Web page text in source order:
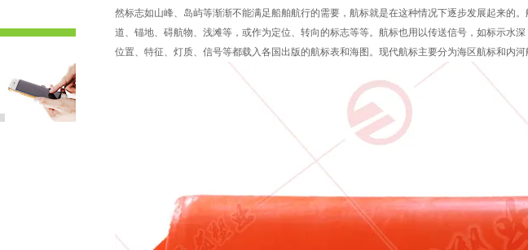
然标志如山峰、岛屿等渐渐不能满足船舶航行的需要，航标就是在这种情况下逐步发展起来的
道、锚地、碍航物、浅滩等，或作为定位、转向的标志等等。航标也用以传送信号，如标示水
位置、特征、灯质、信号等都载入各国出版的航标表和海图。现代航标主要分为海区航标和内河